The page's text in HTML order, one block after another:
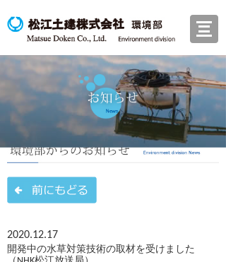
製品
WEPシステム
導入実績マップ
論文・研究発表
お問い合わせ
2020.12.17
開発中の水草対策技術の取材を受けました